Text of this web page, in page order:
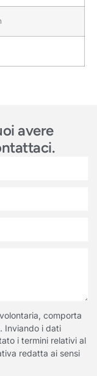
avere
comporta
Inviando i dati
i termini relativi al
redatta ai sensi